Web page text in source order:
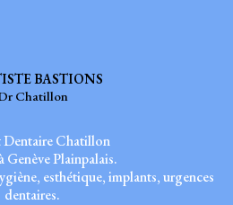
BASTIONS
Chatillon
Dentaire Chatillon
Genève Plainpalais.
esthétique, implants, urgences
dentaires.